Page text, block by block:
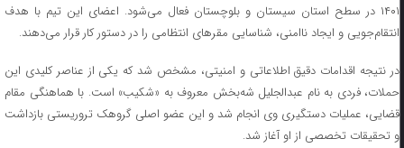
۱۴۰۱ در سطح استان سیستان و بلوچستان فعال می‌شود. اعضای این تیم با هدف
انتقام‌جویی و ایجاد ناامنی، شناسایی مقر‌های انتظامی را در دستور کار قرار می‌دهند.
در نتیجه اقدامات دقیق اطلاعاتی و امنیتی، مشخص شد که یکی از عناصر کلیدی این
حملات، فردی به نام عبدالجلیل شه‌بخش معروف به «شکیب» است. با هماهنگی مقام
قضایی، عملیات دستگیری وی انجام شد و این عضو اصلی گروهک تروریستی بازداشت
و تحقیقات تخصصی از او آغاز شد.